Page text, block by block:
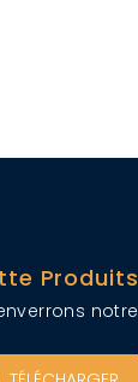
Produits
notre